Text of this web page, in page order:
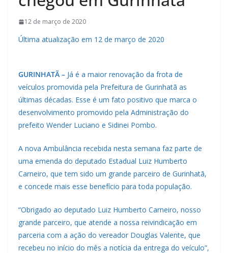
12 de março de 2020
Última atualização em 12 de março de 2020
GURINHATÃ – Já é a maior renovação da frota de
veículos promovida pela Prefeitura de Gurinhatã as
últimas décadas. Esse é um fato positivo que marca o
desenvolvimento promovido pela Administração do
prefeito Wender Luciano e Sidinei Pombo.
A nova Ambulância recebida nesta semana faz parte de
uma emenda do deputado Estadual Luiz Humberto
Carneiro, que tem sido um grande parceiro de Gurinhatã,
e concede mais esse benefício para toda população.
“Obrigado ao deputado Luiz Humberto Carneiro, nosso
grande parceiro, que atende a nossa reivindicação em
parceria com a ação do vereador Douglas Valente, que
recebeu no início do mês a notícia da entrega do veículo”,